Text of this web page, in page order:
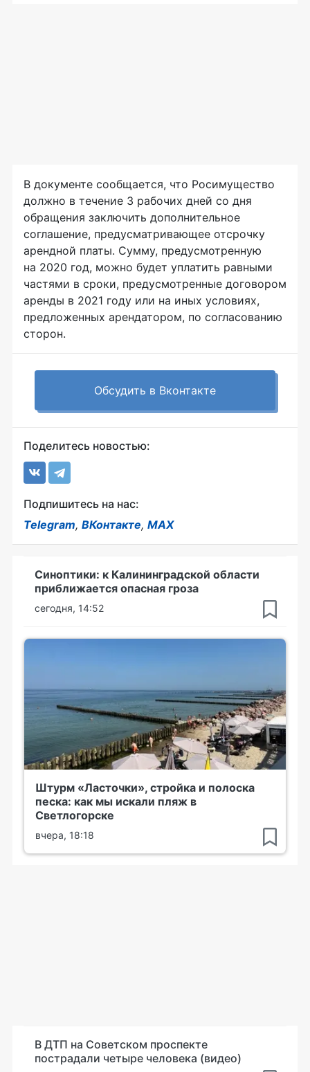
В документе сообщается, что Росимущество
должно в течение 3 рабочих дней со дня
обращения заключить дополнительное
соглашение, предусматривающее отсрочку
арендной платы. Сумму, предусмотренную
на 2020 год, можно будет уплатить равными
частями в сроки, предусмотренные договором
аренды в 2021 году или на иных условиях,
предложенных арендатором, по согласованию
сторон.
Обсудить в Вконтакте
Поделитесь новостью:
Подпишитесь на нас:
Telegram, ВКонтакте, MAX
Синоптики: к Калининградской области
приближается опасная гроза
сегодня, 14:52
Штурм «Ласточки», стройка и полоска
песка: как мы искали пляж в
Светлогорске
вчера, 18:18
В ДТП на Советском проспекте
пострадали четыре человека (видео)